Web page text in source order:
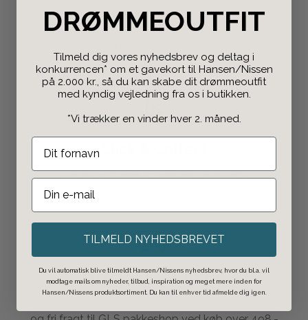
Gratis Retur
Bestil på nettet og afhent i butikken.
Fri fragt over 498 kr
DRØMMEOUTFIT
Tilmeld dig vores nyhedsbrev og deltag i
konkurrencen* om et gavekort til Hansen/Nissen
på 2.000 kr., så du kan skabe dit drømmeoutfit
med kyndig vejledning fra os i butikken.
*Vi trækker en vinder hver 2. måned.
TILMELD NYHEDSBREVET
Du vil automatisk blive tilmeldt Hansen/Nissens nyhedsbrev, hvor du bl.a. vil
modtage mails om nyheder, tilbud, inspiration og meget mere inden for
Hansen/Nissens produktsortiment. Du kan til enhver tid afmelde dig igen.